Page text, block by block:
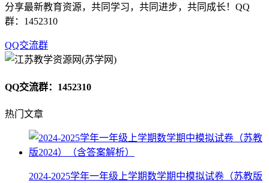
分享最新教育资源，共同学习，共同进步，共同成长！QQ
群：1452310
QQ交流群
QQ交流群：1452310
热门文章
2024-2025学年一年级上学期数学期中模拟试卷（苏教版